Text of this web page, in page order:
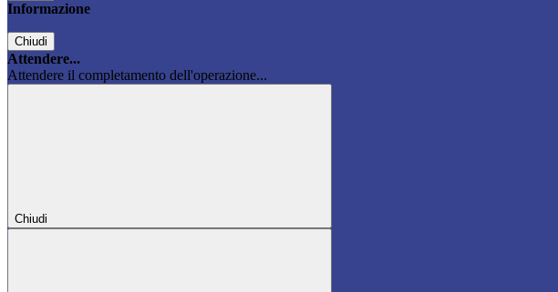
Informazione
Chiudi
Attendere...
Attendere il completamento dell'operazione...
Chiudi